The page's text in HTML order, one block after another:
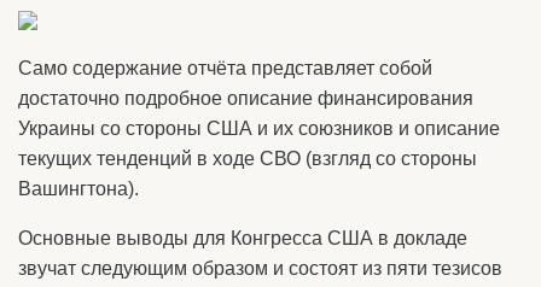
Само содержание отчёта представляет собой
достаточно подробное описание финансирования
Украины со стороны США и их союзников и описание
текущих тенденций в ходе СВО (взгляд со стороны
Вашингтона).
Основные выводы для Конгресса США в докладе
звучат следующим образом и состоят из пяти тезисов